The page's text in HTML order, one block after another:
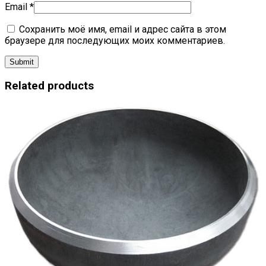
Email *
Сохранить моё имя, email и адрес сайта в этом
браузере для последующих моих комментариев.
Related products